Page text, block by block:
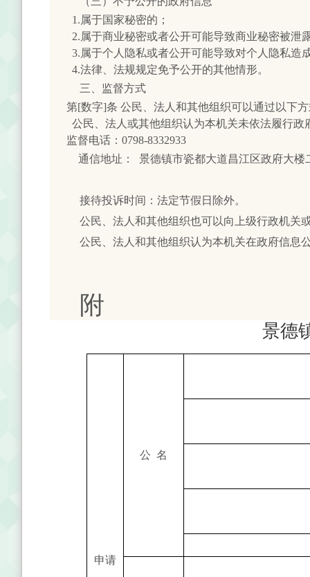
1.属于国家秘密的；
2.属于商业秘密或者公开可能导致商业秘密被泄
3.属于个人隐私或者公开可能导致对个人隐私造
4.法律、法规规定免予公开的其他情形。
三、监督方式
第[数字]条 公民、法人和其他组织可以通过以下
公民、法人或其他组织认为本机关未依法履行政
监督电话：0798-8332933
通信地址： 景德镇市瓷都大道昌江区政府大楼
接待投诉时间：法定节假日除外。
公民、法人和其他组织也可以向上级行政机关
公民、法人和其他组织认为本机关在政府信息
附
景德
申请
公 名